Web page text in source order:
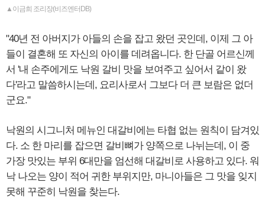
▲이금희 조리장(비즈엔터DB)
"40년 전 아버지가 아들의 손을 잡고 왔던 곳인데, 이제 그 아
들이 결혼해 또 자신의 아이를 데려옵니다. 한 단골 어르신께
서 '내 손주에게도 낙원 갈비 맛을 보여주고 싶어서 같이 왔
다'라고 말씀하시는데, 요리사로서 그보다 더 큰 보람은 없더
군요."
낙원의 시그니처 메뉴인 대갈비에는 타협 없는 원칙이 담겨있
다. 소 한 마리를 잡으면 갈비뼈가 양쪽으로 나뉘는데, 이 중
가장 맛있는 부위 6대만을 엄선해 대갈비로 사용하고 있다. 워
낙 나오는 양이 적어 귀한 부위지만, 마니아들은 그 맛을 잊지
못해 꾸준히 낙원을 찾는다.